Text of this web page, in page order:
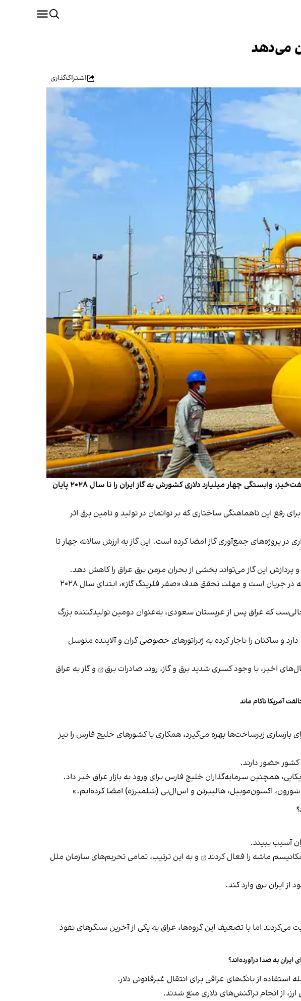
اشتراک‌گذاری
محمد شیاع السودانی، نخست‌وزیر عراق، اظهار امیدواری کرد در راستای تنوع‌بخشی به اقتصاد این کشور نفت‌خیز، وابستگی چهار میلیارد دلاری کشورش به گاز ایران را تا سال ۲۰۲۸ پایان
برای رفع این ناهماهنگی ساختاری که بر توانمان در تولید و تامین برق اثر
در پروژه‌های جمع‌آوری گاز امضا کرده است. این گاز به ارزش سالانه چهار تا
پردازش این گاز می‌تواند بخشی از بحران مزمن برق عراق را کاهش دهد.
السودانی تاکید کرد برای نخستین بار در تاریخ عراق، برنامه‌ای روشن و اقداماتی روزانه برای حل این مساله در جریان است و مهلت تحقق هدف «صفر فلرینگ گاز»، ابتدای سال ۲۰۲۸
که عراق پس از عربستان سعودی، به‌عنوان دومین تولیدکننده بزرگ
و ساکنان را ناچار کرده به ژنراتورهای خصوصی گران و آلاینده متوسل
اخیر، با وجود کسری شدید برق و گاز، روند صادرات برق
و گاز به عراق
آمریکا ناکام ماند
بازسازی زیرساخت‌ها بهره می‌گیرد، همکاری با کشورهای خلیج فارس را نیز
همچنین سرمایه‌گذاران خلیج فارس برای ورود به بازار عراق خبر داد.
اکسون‌موبیل، هالیبرتن و اس‌ال‌بی (شلمبرژه) امضا کرده‌ایم.»
آسیب ببیند.
فعال کردند
و به این ترتیب،‌ تمامی تحریم‌های سازمان ملل
از ایران برق وارد کند.
می‌کردند اما با تضعیف این گروه‌ها، عراق به یکی از آخرین سنگرهای نفوذ
ایران به صدا درآورده‌اند؟
از بانک‌های عراقی برای انتقال غیرقانونی دلار.
از انجام تراکنش‌های دلاری منع شدند.